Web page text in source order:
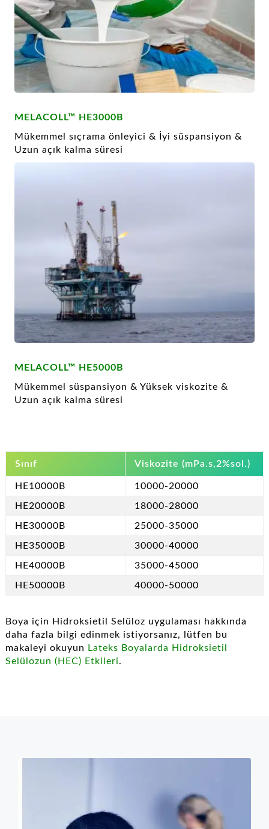
MELACOLL™ HE3000B
Mükemmel sıçrama önleyici & İyi süspansiyon &
Uzun açık kalma süresi
MELACOLL™ HE5000B
Mükemmel süspansiyon & Yüksek viskozite &
Uzun açık kalma süresi
Sınıf Viskozite (mPa.s,2%sol.)
HE10000B 10000-20000
HE20000B 18000-28000
HE30000B 25000-35000
HE35000B 30000-40000
HE40000B 35000-45000
HE50000B 40000-50000
Boya için Hidroksietil Selüloz uygulaması hakkında
daha fazla bilgi edinmek istiyorsanız, lütfen bu
makaleyi okuyun
Lateks Boyalarda Hidroksietil
Selülozun (HEC) Etkileri.